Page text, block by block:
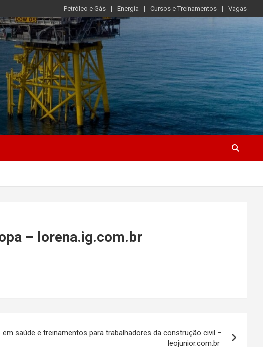
Petróleo e Gás Energia Cursos e Treinamentos Vagas
– lorena.ig.com.br
em saúde e treinamentos para trabalhadores da construção civil –
leojunior.com.br